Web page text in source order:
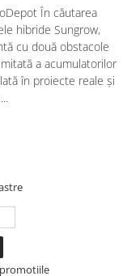
În căutarea
hibride Sungrow,
cu două obstacole
a acumulatorilor
în proiecte reale și